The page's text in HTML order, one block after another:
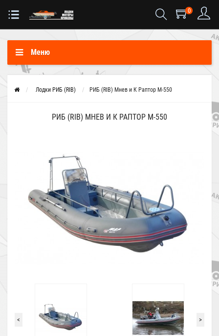
0
Меню
Лодки РИБ (RIB) РИБ (RIB) Мнев и К Раптор М-550
РИБ (RIB) МНЕВ И К РАПТОР М-550
< >